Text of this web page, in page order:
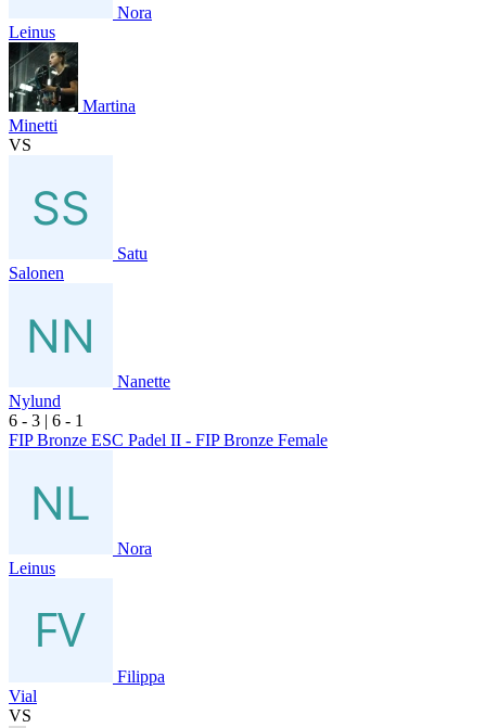
Nora
Leinus
Martina
Minetti
VS
Satu
Salonen
Nanette
Nylund
6 - 3 | 6 - 1
FIP Bronze ESC Padel II - FIP Bronze Female
Nora
Leinus
Filippa
Vial
VS